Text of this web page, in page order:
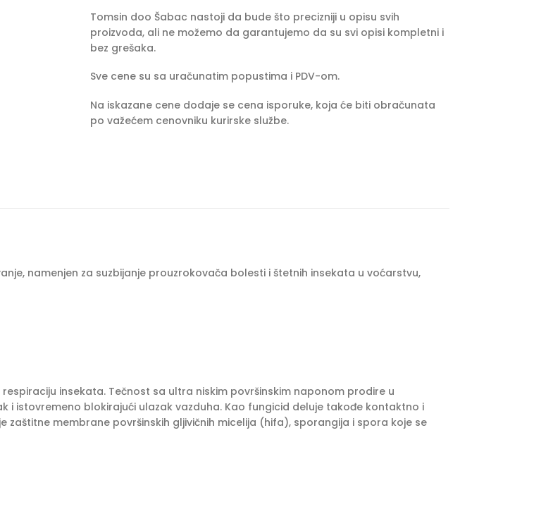
Tomsin doo Šabac nastoji da bude što precizniji u opisu svih
proizvoda, ali ne možemo da garantujemo da su svi opisi kompletni i
bez grešaka.
Sve cene su sa uračunatim popustima i PDV-om.
Na iskazane cene dodaje se cena isporuke, koja će biti obračunata
po važećem cenovniku kurirske službe.
namenjen za suzbijanje prouzrokovača bolesti i štetnih insekata u voćarstvu,
insekata. Tečnost sa ultra niskim površinskim naponom prodire u
i istovremeno blokirajući ulazak vazduha. Kao fungicid deluje takođe kontaktno i
zaštitne membrane površinskih gljivičnih micelija (hifa), sporangija i spora koje se